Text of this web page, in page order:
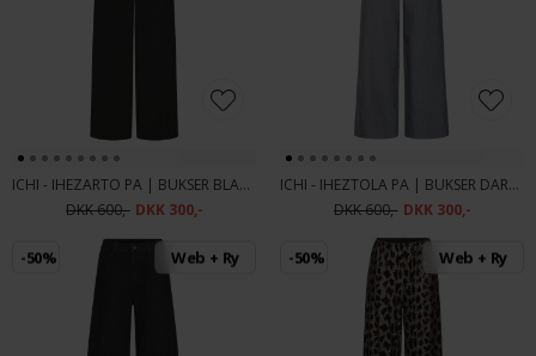
ICHI - IHEZARTO PA | BUKSER BLACK
DKK 600,- DKK 300,-
ICHI - IHEZTOLA PA | BUKSER DARK GREY M
DKK 600,- DKK 300,-
-50% Web + Ry -50% Web + Ry